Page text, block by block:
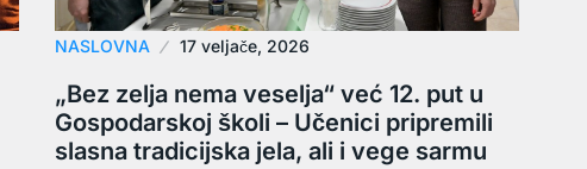
NASLOVNA 17 veljače, 2026
„Bez zelja nema veselja“ već 12. put u
Gospodarskoj školi – Učenici pripremili
slasna tradicijska jela, ali i vege sarmu